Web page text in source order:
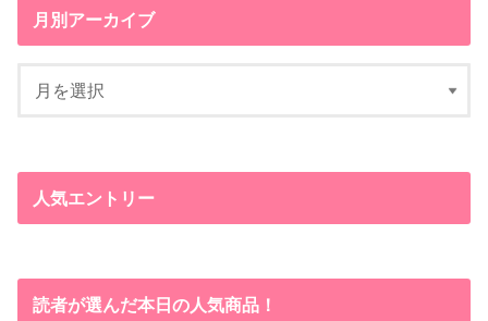
月別アーカイブ
人気エントリー
読者が選んだ本日の人気商品！